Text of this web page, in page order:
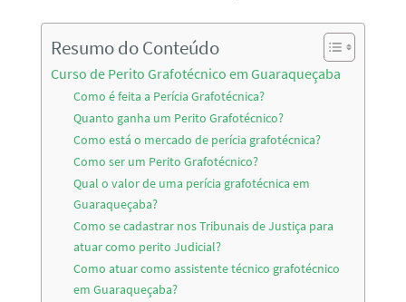
Resumo do Conteúdo
Curso de Perito Grafotécnico em Guaraqueçaba
Como é feita a Perícia Grafotécnica?
Quanto ganha um Perito Grafotécnico?
Como está o mercado de perícia grafotécnica?
Como ser um Perito Grafotécnico?
Qual o valor de uma perícia grafotécnica em
Guaraqueçaba?
Como se cadastrar nos Tribunais de Justiça para
atuar como perito Judicial?
Como atuar como assistente técnico grafotécnico
em Guaraqueçaba?